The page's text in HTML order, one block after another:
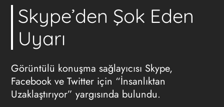
Skype’den Şok Eden
Uyarı
Görüntülü konuşma sağlayıcısı Skype,
Facebook ve Twitter için “İnsanlıktan
Uzaklaştırıyor” yargısında bulundu.